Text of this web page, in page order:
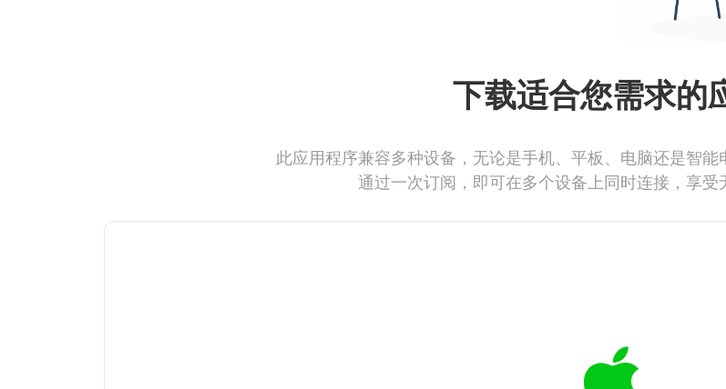
下载适合您需求的
此应用程序兼容多种设备，无论是手机、平板、电脑还是智能
通过一次订阅，即可在多个设备上同时连接，享受